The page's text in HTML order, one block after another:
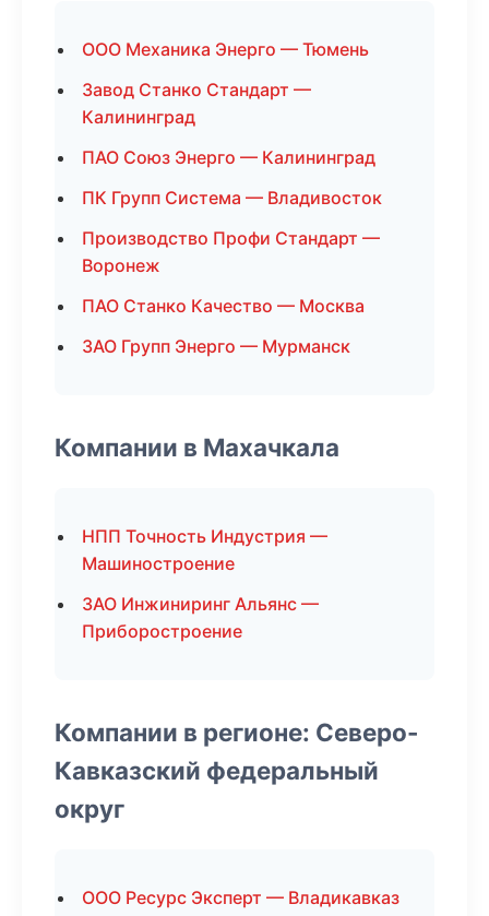
ООО Механика Энерго — Тюмень
Завод Станко Стандарт —
Калининград
ПАО Союз Энерго — Калининград
ПК Групп Система — Владивосток
Производство Профи Стандарт —
Воронеж
ПАО Станко Качество — Москва
ЗАО Групп Энерго — Мурманск
Компании в Махачкала
НПП Точность Индустрия —
Машиностроение
ЗАО Инжиниринг Альянс —
Приборостроение
Компании в регионе: Северо-
Кавказский федеральный
округ
ООО Ресурс Эксперт — Владикавказ